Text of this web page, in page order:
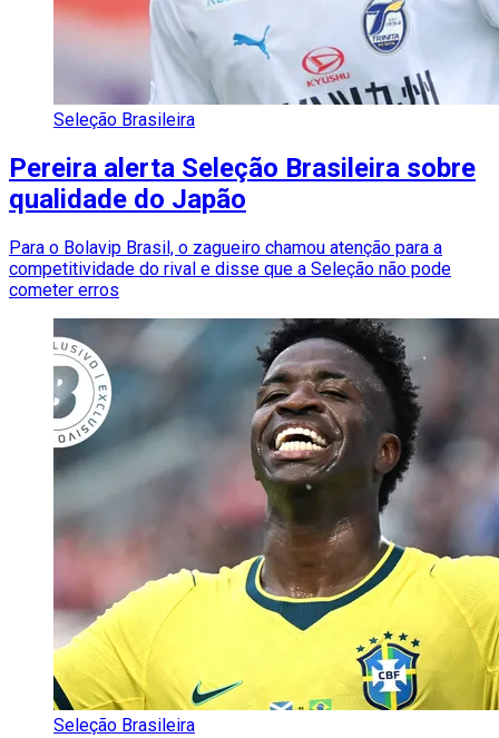
Seleção Brasileira
Pereira alerta Seleção Brasileira sobre
qualidade do Japão
Para o Bolavip Brasil, o zagueiro chamou atenção para a
competitividade do rival e disse que a Seleção não pode
cometer erros
Seleção Brasileira